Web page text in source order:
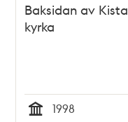
Baksidan av Kista
kyrka
1998